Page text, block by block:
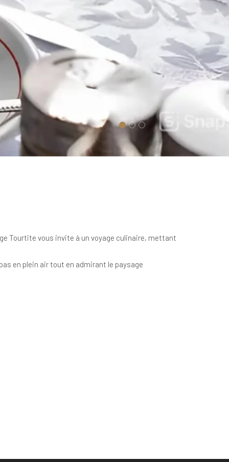
Tourtite vous invite à un voyage culinaire, mettant
en plein air tout en admirant le paysage